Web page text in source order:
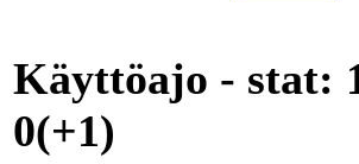
Käyttöajo - stat:
0(+1)